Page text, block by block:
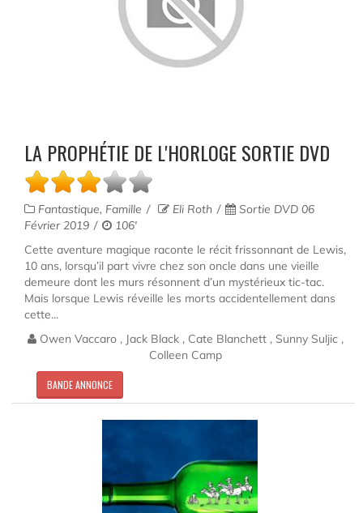
LA PROPHÉTIE DE L'HORLOGE SORTIE DVD
Fantastique, Famille Eli Roth
Sortie DVD 06
Février 2019
106'
Cette aventure magique raconte le récit frissonnant de Lewis,
10 ans, lorsqu’il part vivre chez son oncle dans une vieille
demeure dont les murs résonnent d’un mystérieux tic-tac.
Mais lorsque Lewis réveille les morts accidentellement dans
cette...
Owen Vaccaro , Jack Black , Cate Blanchett , Sunny Suljic ,
Colleen Camp
BANDE ANNONCE